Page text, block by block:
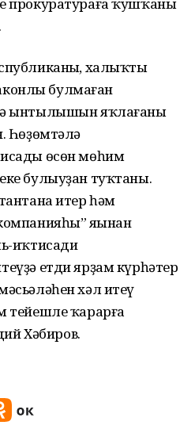
халыҡтың
булмаған
ынтылышын яҡлағаны
Һөҙөмтәлә
өсөн мөһим
булыуҙан туҡтаны.
итер һәм
яңынан
иҡтисади
етди ярҙам күрһәтер
хәл итеү
тейешле ҡарарға
Хәбиров.